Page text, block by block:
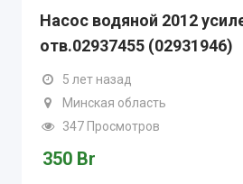
Насос водяной 2012
отв.02937455 (02931946)
5 лет назад
Минская область
347 Просмотров
350 Br